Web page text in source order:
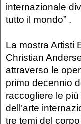
internazionale
tutto il mondo” .
La mostra Artisti
Christian
attraverso le
primo decennio
raccogliere le
dell’arte
tre temi del